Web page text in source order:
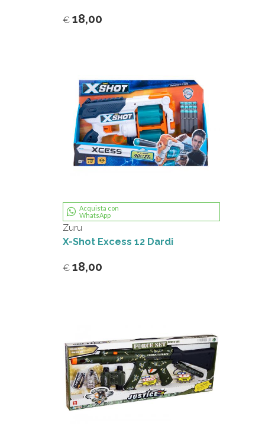
€ 18,00
Acquista con
WhatsApp
Zuru
X-Shot Excess 12 Dardi
€ 18,00